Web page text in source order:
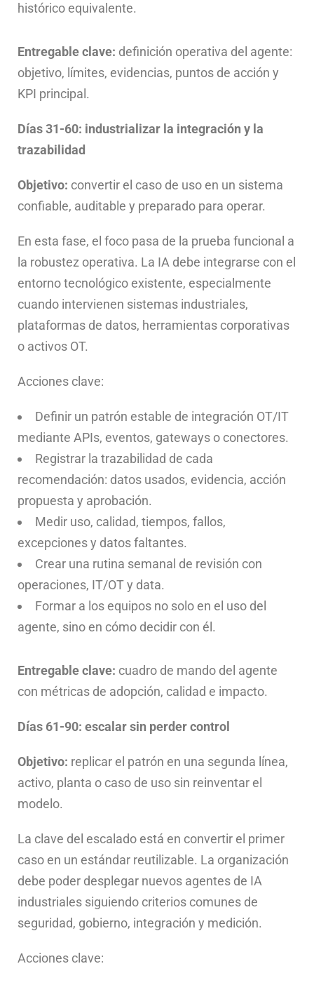
histórico equivalente.
Entregable clave: definición operativa del agente:
objetivo, límites, evidencias, puntos de acción y
KPI principal.
Días 31-60: industrializar la integración y la
trazabilidad
Objetivo: convertir el caso de uso en un sistema
confiable, auditable y preparado para operar.
En esta fase, el foco pasa de la prueba funcional a
la robustez operativa. La IA debe integrarse con el
entorno tecnológico existente, especialmente
cuando intervienen sistemas industriales,
plataformas de datos, herramientas corporativas
o activos OT.
Acciones clave:
Definir un patrón estable de integración OT/IT
mediante APIs, eventos, gateways o conectores.
Registrar la trazabilidad de cada
recomendación: datos usados, evidencia, acción
propuesta y aprobación.
Medir uso, calidad, tiempos, fallos,
excepciones y datos faltantes.
Crear una rutina semanal de revisión con
operaciones, IT/OT y data.
Formar a los equipos no solo en el uso del
agente, sino en cómo decidir con él.
Entregable clave: cuadro de mando del agente
con métricas de adopción, calidad e impacto.
Días 61-90: escalar sin perder control
Objetivo: replicar el patrón en una segunda línea,
activo, planta o caso de uso sin reinventar el
modelo.
La clave del escalado está en convertir el primer
caso en un estándar reutilizable. La organización
debe poder desplegar nuevos agentes de IA
industriales siguiendo criterios comunes de
seguridad, gobierno, integración y medición.
Acciones clave: